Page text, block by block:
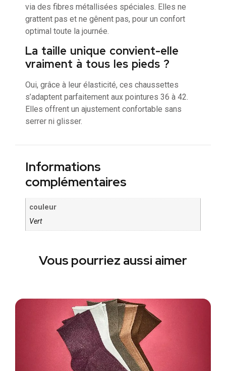
via des fibres métallisées spéciales. Elles ne
grattent pas et ne gênent pas, pour un confort
optimal toute la journée.
La taille unique convient-elle
vraiment à tous les pieds ?
Oui, grâce à leur élasticité, ces chaussettes
s’adaptent parfaitement aux pointures 36 à 42.
Elles offrent un ajustement confortable sans
serrer ni glisser.
Informations
complémentaires
couleur
Vert
Vous pourriez aussi aimer